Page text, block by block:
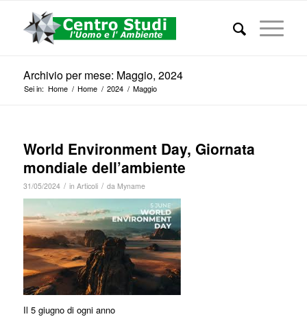
Archivio per mese: Maggio, 2024
Sei in: Home / Home / 2024 / Maggio
World Environment Day, Giornata
mondiale dell’ambiente
31/05/2024 / in Articoli / da Myname
Il 5 giugno di ogni anno